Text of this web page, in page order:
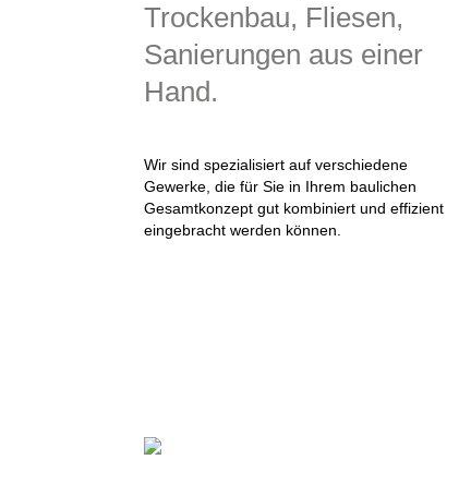
Trockenbau, Fliesen,
Sanierungen aus einer
Hand.
Wir sind spezialisiert auf verschiedene
Gewerke, die für Sie in Ihrem baulichen
Gesamtkonzept gut kombiniert und effizient
eingebracht werden können.